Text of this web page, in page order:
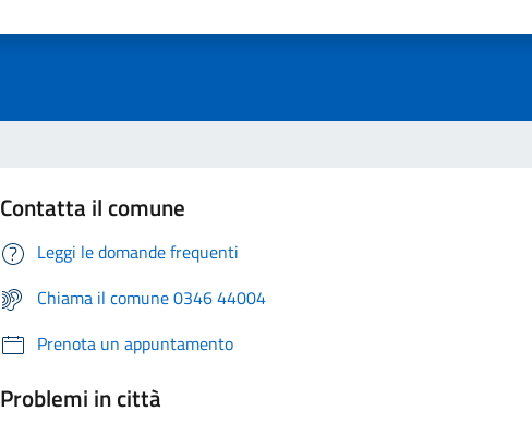
Contatta il comune
Leggi le domande frequenti
Chiama il comune 0346 44004
Prenota un appuntamento
Problemi in città